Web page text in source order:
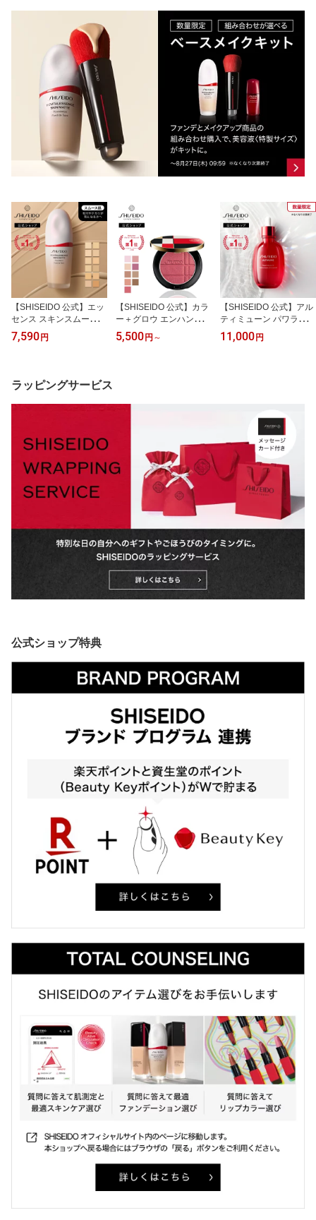
【SHISEIDO 公式】エッ
センス スキンスムース
ファンデーション ☆ | S
HISEIDO 資生堂 シセイ
ノイズレス スムース肌
皮脂吸着成分
7,590円
【SHISEIDO 公式】カラ
ー＋グロウ エンハンサー
| SHISEIDO 資生堂 シセ
イドウ | チーク アイシャ
5,500円 ～
【SHISEIDO 公式】アル
ティミューン パワライジ
ング オイル | SHISEIDO
資生堂 シセイドウ | マル
11,000円
ラッピングサービス
公式ショップ特典